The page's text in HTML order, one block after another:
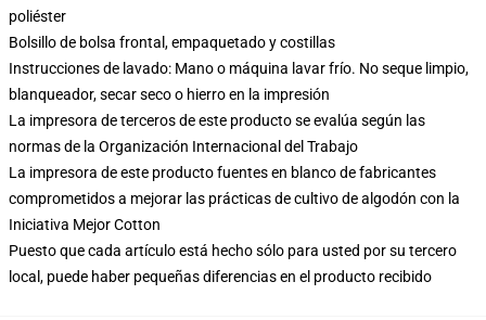
poliéster
Bolsillo de bolsa frontal, empaquetado y costillas
Instrucciones de lavado: Mano o máquina lavar frío. No seque limpio,
blanqueador, secar seco o hierro en la impresión
La impresora de terceros de este producto se evalúa según las
normas de la Organización Internacional del Trabajo
La impresora de este producto fuentes en blanco de fabricantes
comprometidos a mejorar las prácticas de cultivo de algodón con la
Iniciativa Mejor Cotton
Puesto que cada artículo está hecho sólo para usted por su tercero
local, puede haber pequeñas diferencias en el producto recibido